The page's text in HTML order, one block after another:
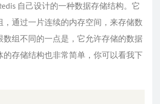
自己设计的一种数据存储结构。它
，通过一片连续的内存空间，来存储数
数组不同的一点是，它允许存储的数据
的存储结构也非常简单，你可以看我下